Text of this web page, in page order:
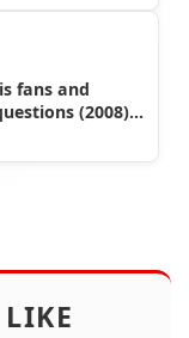
fans and
(2008) -